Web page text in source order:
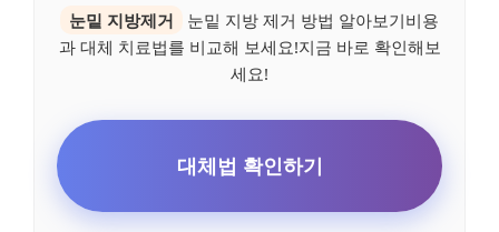
눈밑 지방제거
눈밑 지방 제거 방법 알아보기비용
과 대체 치료법를 비교해 보세요!지금 바로 확인해보
세요!
대체법 확인하기